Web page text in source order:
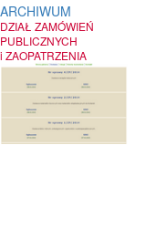
ARCHIWUM
DZIAŁ ZAMÓWIEŃ
PUBLICZNYCH
i ZAOPATRZENIA